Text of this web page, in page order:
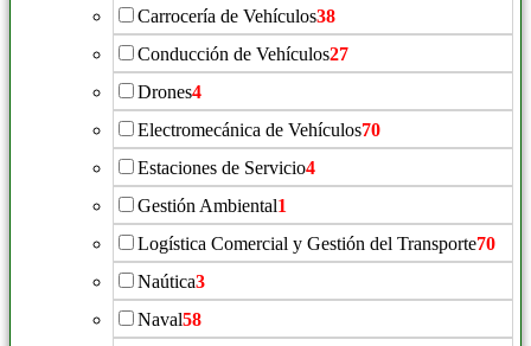
Carrocería de Vehículos38
Conducción de Vehículos27
Drones4
Electromecánica de Vehículos70
Estaciones de Servicio4
Gestión Ambiental1
Logística Comercial y Gestión del Transporte70
Naútica3
Naval58